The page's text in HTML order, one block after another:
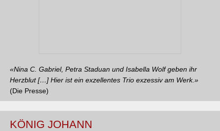
«Nina C. Gabriel, Petra Staduan und Isabella Wolf geben ihr
Herzblut[…] Hier ist ein exzellentes Trio exzessiv am Werk.»
(Die Presse)
KÖNIG JOHANN